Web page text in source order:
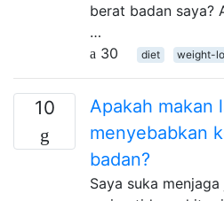
berat badan saya?
…
30
diet weight-
10
Apakah makan
menyebabkan
badan?
Saya suka